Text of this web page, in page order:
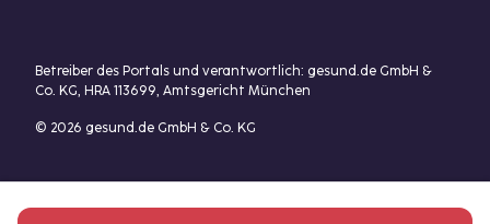
Betreiber des Portals und verantwortlich: gesund.de GmbH &
Co. KG, HRA 113699, Amtsgericht München
© 2026 gesund.de GmbH & Co. KG